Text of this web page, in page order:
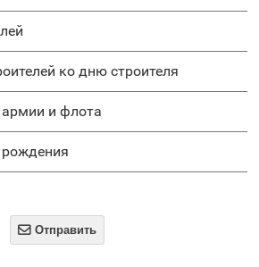
ко дню строителя
армии и флота
рождения
 Отправить